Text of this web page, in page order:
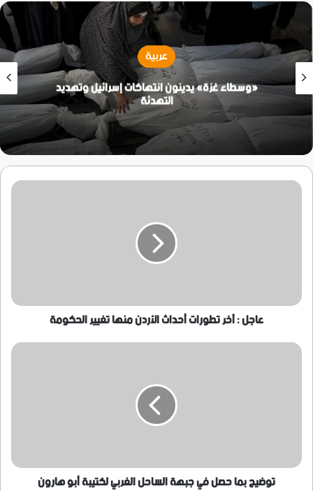
عربية
«وسطاء غزة» يدينون انتهاكات إسرائيل وتهديد
التهدئة
عاجل
الحكومة
عاجل : آخر تطورات أحداث الأردن منها تغيير الحكومة
توضيح
أبوهارونتوضيح بما حصل في جبهة الساحل الغربي لكتيبة أبو هارون